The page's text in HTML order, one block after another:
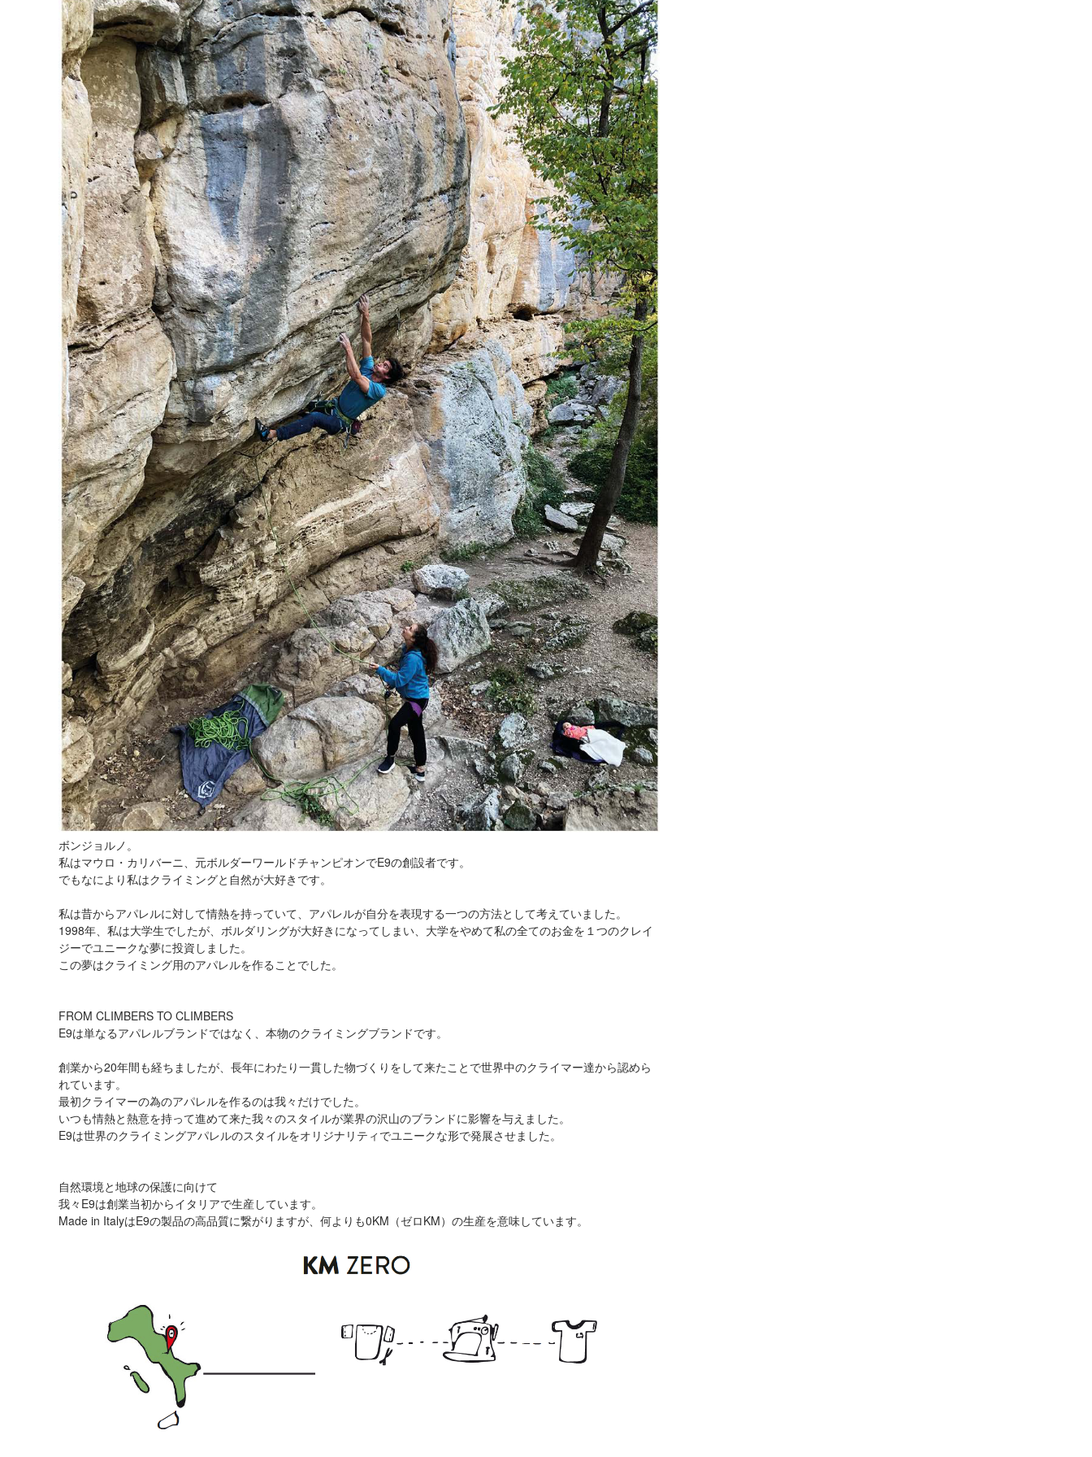
ボンジョルノ。
私はマウロ・カリバーニ、元ボルダーワールドチャンピオンでE9の創設者です。
でもなにより私はクライミングと自然が大好きです。
私は昔からアパレルに対して情熱を持っていて、アパレルが自分を表現する一つの方法として考えていました。
1998年、私は大学生でしたが、ボルダリングが大好きになってしまい、大学をやめて私の全てのお金を１つのクレイ
ジーでユニークな夢に投資しました。
この夢はクライミング用のアパレルを作ることでした。
FROM CLIMBERS TO CLIMBERS
E9は単なるアパレルブランドではなく、本物のクライミングブランドです。
創業から20年間も経ちましたが、長年にわたり一貫した物づくりをして来たことで世界中のクライマー達から認めら
れています。
最初クライマーの為のアパレルを作るのは我々だけでした。
いつも情熱と熱意を持って進めて来た我々のスタイルが業界の沢山のブランドに影響を与えました。
E9は世界のクライミングアパレルのスタイルをオリジナリティでユニークな形で発展させました。
自然環境と地球の保護に向けて
我々E9は創業当初からイタリアで生産しています。
Made in ItalyはE9の製品の高品質に繋がりますが、何よりも0KM（ゼロKM）の生産を意味しています。